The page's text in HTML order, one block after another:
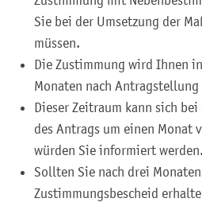
Sie bei der Umsetzung der
müssen.
Die Zustimmung wird Ihnen
Monaten nach
Dieser Zeitraum kann sich
des Antrags um einen Monat
würden Sie informiert werden.
Sollten Sie nach drei
Zustimmungsbescheid